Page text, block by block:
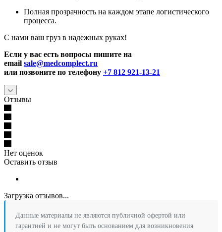
Полная прозрачность на каждом этапе логистического
процесса.
С нами ваш груз в надежных руках!
Если у вас есть вопросы пишите на
email sale@medcomplect.ru
или позвоните по телефону +7 812 921-13-21
Отзывы
Нет оценок
Оставить отзыв
Загрузка отзывов...
Данные материалы не являются публичной офертой или
гарантией и не могут быть основанием для возникновения